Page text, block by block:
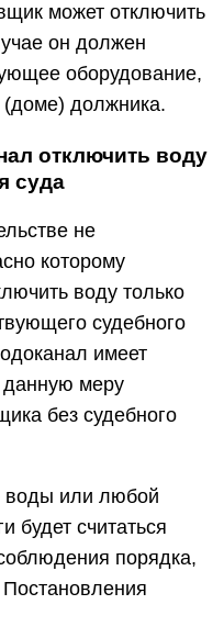
может отключить
он должен
оборудование,
(доме) должника.
отключить воду
суда
не
которому
воду только
судебного
имеет
данную меру
без судебного
воды или любой
будет считаться
порядка,